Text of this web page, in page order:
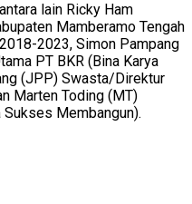
lain Ricky Ham
Mamberamo Tengah
2023, Simon Pampang
PT BKR (Bina Karya
(JPP) Swasta/Direktur
Marten Toding (MT)
Membangun).